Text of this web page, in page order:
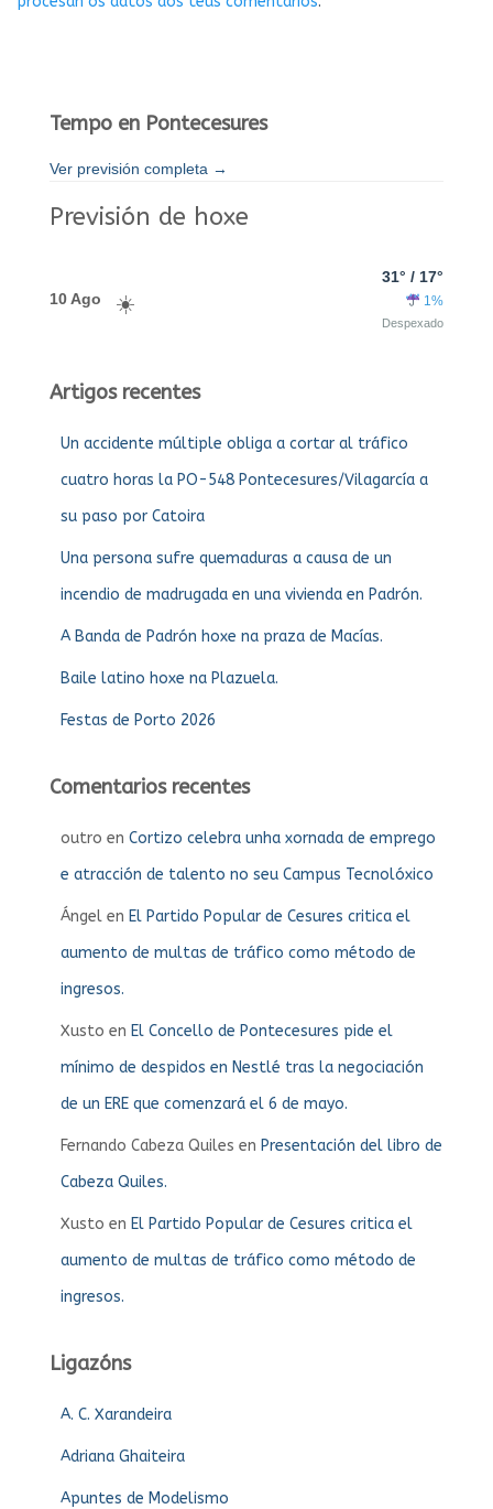
Tempo en Pontecesures
Ver previsión completa →
Previsión de hoxe
10 Ago
31° / 17°
1%
Despexado
Artigos recentes
Un accidente múltiple obliga a cortar al tráfico
cuatro horas la PO-548 Pontecesures/Vilagarcía a
su paso por Catoira
Una persona sufre quemaduras a causa de un
incendio de madrugada en una vivienda en Padrón.
A Banda de Padrón hoxe na praza de Macías.
Baile latino hoxe na Plazuela.
Festas de Porto 2026
Comentarios recentes
outro en Cortizo celebra unha xornada de emprego
e atracción de talento no seu Campus Tecnolóxico
Ángel en El Partido Popular de Cesures critica el
aumento de multas de tráfico como método de
ingresos.
Xusto en El Concello de Pontecesures pide el
mínimo de despidos en Nestlé tras la negociación
de un ERE que comenzará el 6 de mayo.
Fernando Cabeza Quiles en Presentación del libro de
Cabeza Quiles.
Xusto en El Partido Popular de Cesures critica el
aumento de multas de tráfico como método de
ingresos.
Ligazóns
A. C. Xarandeira
Adriana Ghaiteira
Apuntes de Modelismo